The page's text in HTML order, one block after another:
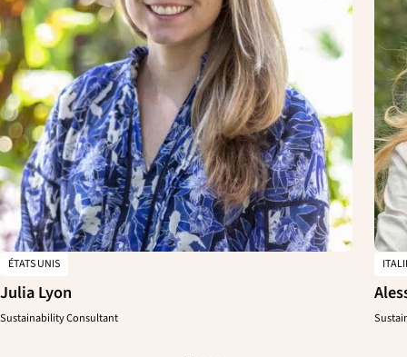
ÉTATS UNIS
Julia Lyon
Sustainability Consultant